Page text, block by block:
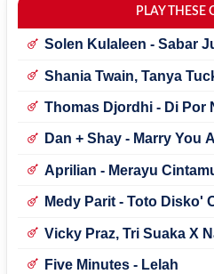
PLAY THESE
Solen Kulaleen - Sabar
Shania Twain, Tanya
Thomas Djordhi - Di Por
Dan + Shay - Marry You
Aprilian - Merayu
Medy Parit - Toto Disko'
Vicky Praz, Tri Suaka X
Five Minutes - Lelah